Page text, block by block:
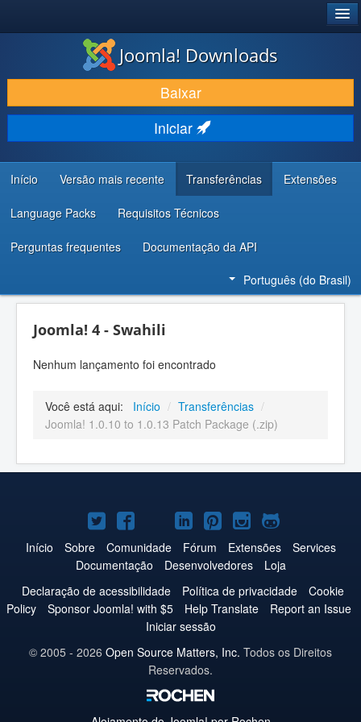
BAIXAR E APRIMORAR
DESCUBRA & APRENDA
COMUNIDADE & SUPORTE
RECURSOS PARA DESENVOLVEDORES
Joomla! Downloads
Baixar
Iniciar
Início Versão mais recente Transferências Extensões
Language Packs Requisitos Técnicos
Perguntas frequentes Documentação da API
Português (do Brasil)
Joomla! 4 - Swahili
Nenhum lançamento foi encontrado
Você está aqui: Início / Transferências /
Joomla! 1.0.10 to 1.0.13 Patch Package (.zip)
Joomla!
no
Twitter
Joomla!
no
Facebook
Joomla!
no
YouTube
Joomla!
no
LinkedIn
Joomla!
no
Pinterest
Joomla!
no
Instagram
Joomla!
no
GitHub
Início Sobre Comunidade Fórum Extensões
Services
Documentação
Desenvolvedores
Loja
Declaração de acessibilidade
Política de privacidade
Cookie
Policy
Sponsor Joomla! with $5 Help Translate
Report an Issue
Iniciar sessão
© 2005 - 2026 Open Source Matters, Inc. Todos os Direitos
Reservados.